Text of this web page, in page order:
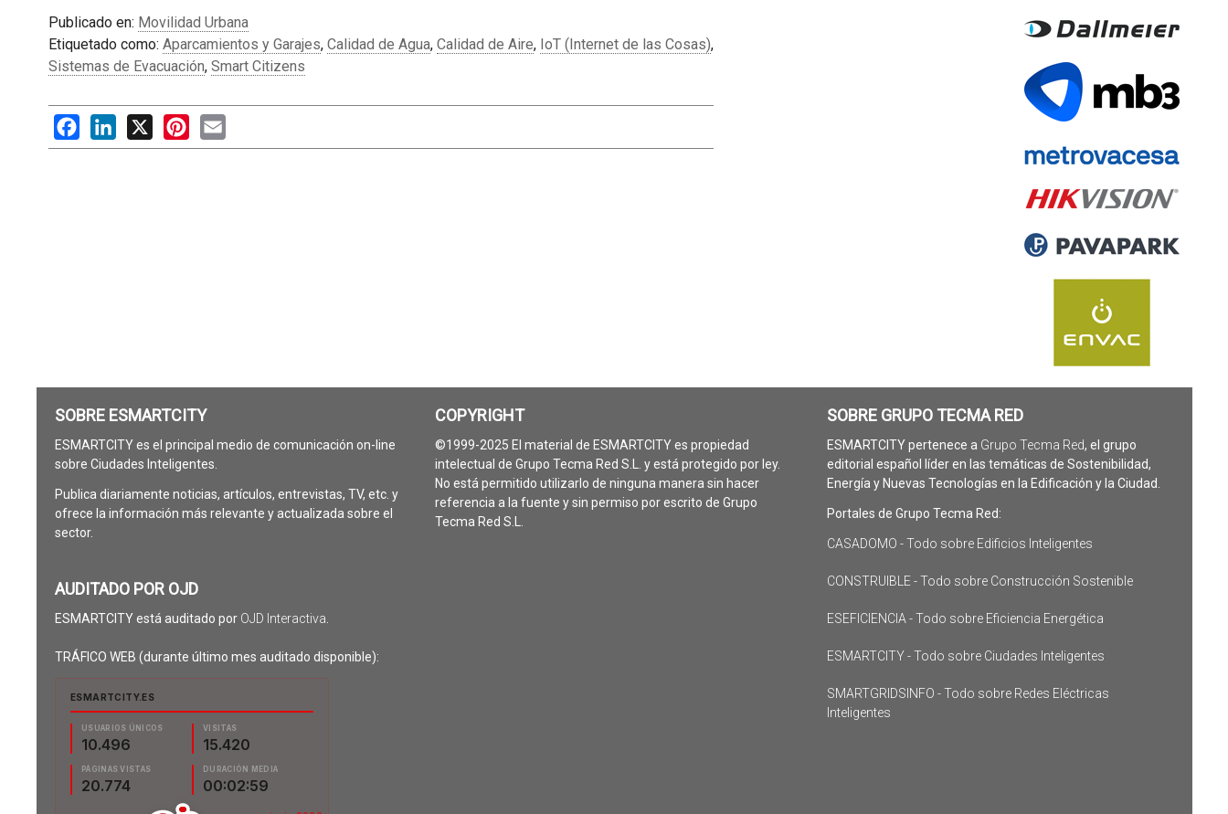
Publicado en: Movilidad Urbana
Etiquetado como: Aparcamientos y Garajes, Calidad de Agua, Calidad de Aire, IoT (Internet de las Cosas),
Sistemas de Evacuación, Smart Citizens
FacebookLinkedIn
X PinterestEmail
SOBRE ESMARTCITY
ESMARTCITY es el principal medio de comunicación on-line
sobre Ciudades Inteligentes.
Publica diariamente noticias, artículos, entrevistas, TV, etc. y
ofrece la información más relevante y actualizada sobre el
sector.
AUDITADO POR OJD
ESMARTCITY está auditado por OJD Interactiva
TRÁFICO WEB (durante último mes auditado disponible):
COPYRIGHT
©1999-2025 El material de ESMARTCITY es propiedad
intelectual de Grupo Tecma Red S.L. y está protegido por ley.
No está permitido utilizarlo de ninguna manera sin hacer
referencia a la fuente y sin permiso por escrito de Grupo
Tecma Red S.L.
SOBRE GRUPO TECMA RED
ESMARTCITY pertenece a Grupo Tecma Red, el grupo
editorial español líder en las temáticas de Sostenibilidad,
Energía y Nuevas Tecnologías en la Edificación y la Ciudad.
Portales de Grupo Tecma Red:
CASADOMO - Todo sobre Edificios Inteligentes
CONSTRUIBLE - Todo sobre Construcción Sostenible
ESEFICIENCIA - Todo sobre Eficiencia Energética
ESMARTCITY - Todo sobre Ciudades Inteligentes
SMARTGRIDSINFO - Todo sobre Redes Eléctricas
Inteligentes